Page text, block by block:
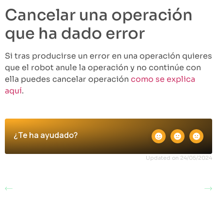
Cancelar una operación
que ha dado error
Si tras producirse un error en una operación quieres
que el robot anule la operación y no continúe con
ella puedes cancelar operación como se explica
aquí.
¿Te ha ayudado?
Updated on 24/05/2024